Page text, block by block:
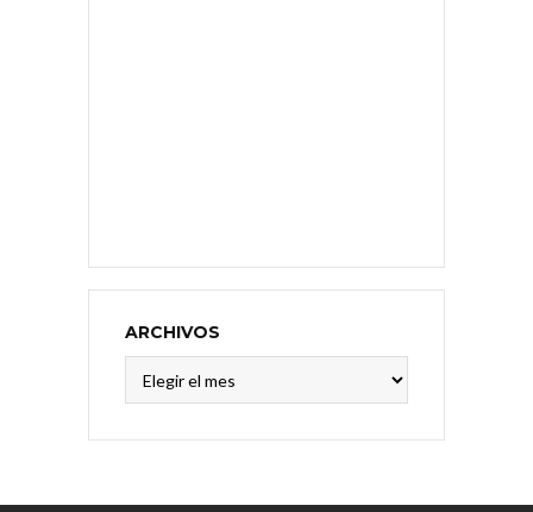
ARCHIVOS